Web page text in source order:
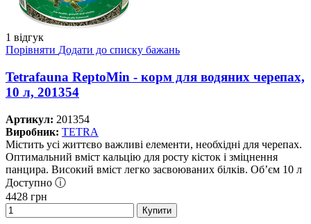
1 відгук
Порівняти Додати до списку бажань
Tetrafauna ReptoMin - корм для водяних черепах,
10 л, 201354
Артикул: 201354
Виробник: TETRA
Містить усі життєво важливі елементи, необхідні для черепах.
Оптимальний вміст кальцію для росту кісток і зміцнення
панцира. Високий вміст легко засвоюваних білків. Об’єм 10 л
Доступно ⓘ
4428 грн
Купити